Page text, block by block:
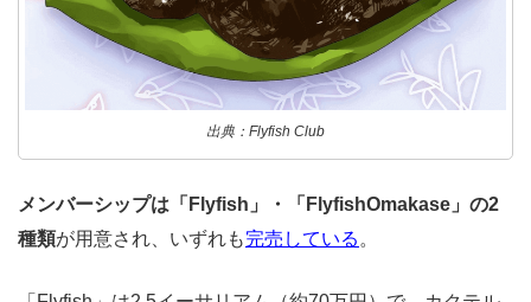
出典：Flyfish Club
メンバーシップは「Flyfish」・「FlyfishOmakase」の2
種類が用意され、いずれも完売している 。